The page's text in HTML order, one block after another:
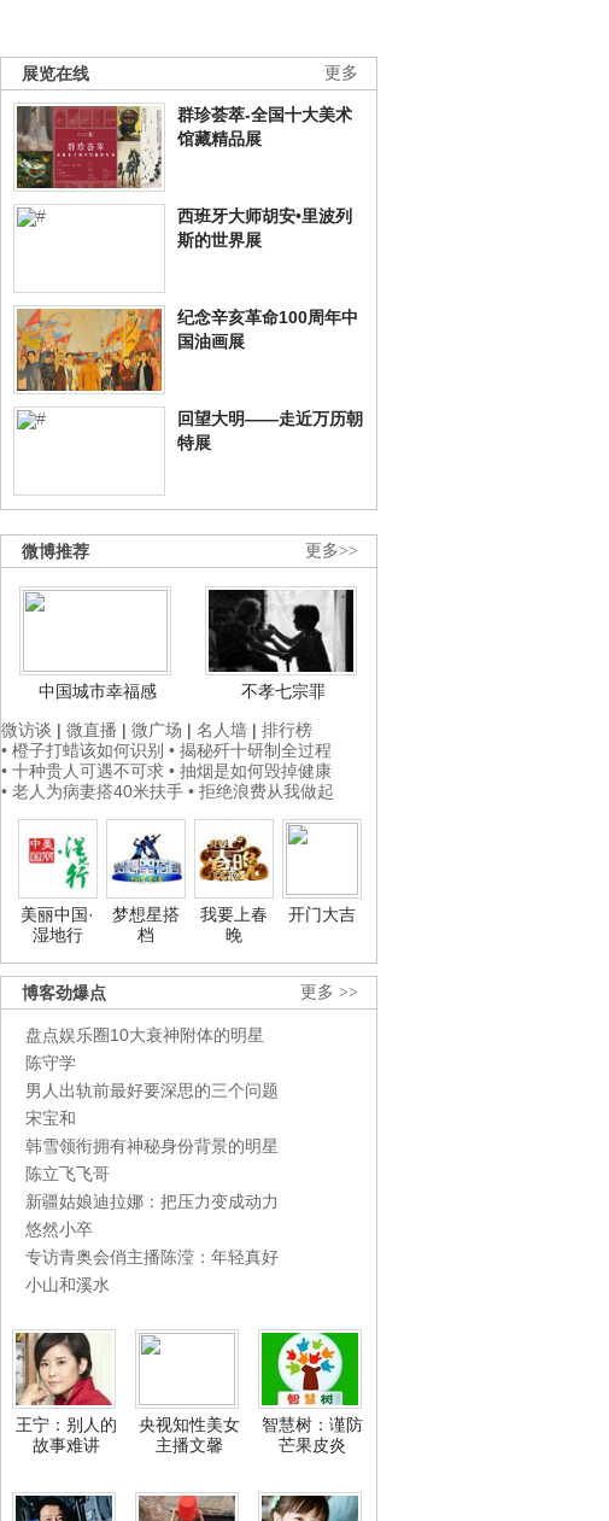
更多
展览在线
群珍荟萃-全国十大美术
馆藏精品展
西班牙大师胡安•里波列
斯的世界展
纪念辛亥革命100周年中
国油画展
回望大明——走近万历朝
特展
更多>>
微博推荐
中国城市幸福感
不孝七宗罪
微访谈 | 微直播 | 微广场 | 名人墙 | 排行榜
• 橙子打蜡该如何识别 • 揭秘歼十研制全过程
• 十种贵人可遇不可求 • 抽烟是如何毁掉健康
• 老人为病妻搭40米扶手 • 拒绝浪费从我做起
美丽中国·
湿地行
梦想星搭
档
我要上春
晚
开门大吉
更多 >>
博客劲爆点
盘点娱乐圈10大衰神附体的明星
陈守学
男人出轨前最好要深思的三个问题
宋宝和
韩雪领衔拥有神秘身份背景的明星
陈立飞飞哥
新疆姑娘迪拉娜：把压力变成动力
悠然小卒
专访青奥会俏主播陈滢：年轻真好
小山和溪水
王宁：别人的
故事难讲
央视知性美女
主播文馨
智慧树：谨防
芒果皮炎